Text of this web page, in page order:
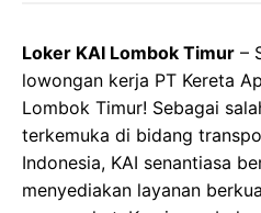
Loker KAI Lombok Timur –
lowongan kerja PT Kereta
Lombok Timur! Sebagai
terkemuka di bidang
Indonesia, KAI senantiasa
menyediakan layanan